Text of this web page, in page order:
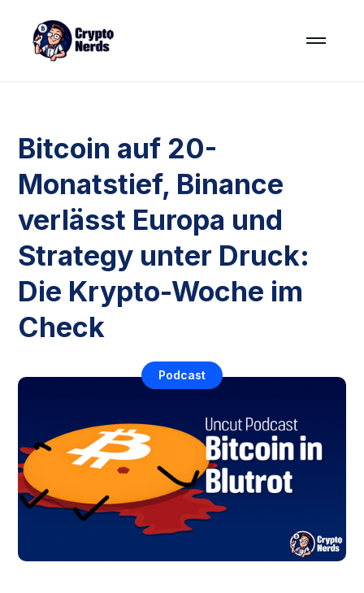
Bitcoin auf 20-
Monatstief, Binance
verlässt Europa und
Strategy unter Druck:
Die Krypto-Woche im
Check
Podcast